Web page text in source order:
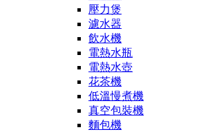
壓力煲
濾水器
飲水機
電熱水瓶
電熱水壺
花茶機
低溫慢煮機
真空包裝機
麵包機